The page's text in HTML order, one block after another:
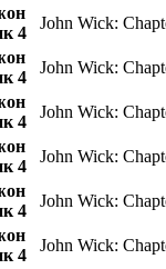
4
John Wick:
4
John Wick:
4
John Wick:
4
John Wick:
4
John Wick:
4
John Wick: